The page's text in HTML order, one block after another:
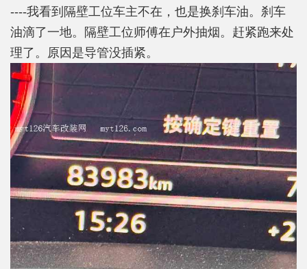
----我看到隔壁工位车主不在，也是换刹车油。刹车
油滴了一地。隔壁工位师傅在户外抽烟。赶紧跑来处
理了。原因是导管没插紧。